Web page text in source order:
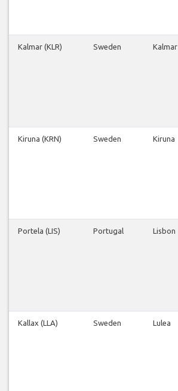
Kalmar (KLR) Sweden Kalmar
Kiruna (KRN) Sweden Kiruna
Portela (LIS) Portugal Lisbon
Kallax (LLA) Sweden Lulea